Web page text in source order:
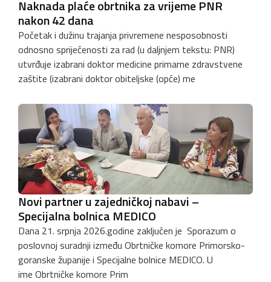
Naknada plaće obrtnika za vrijeme PNR
nakon 42 dana
Početak i dužinu trajanja privremene nesposobnosti
odnosno spriječenosti za rad (u daljnjem tekstu: PNR)
utvrđuje izabrani doktor medicine primarne zdravstvene
zaštite (izabrani doktor obiteljske (opće) me
Novi partner u zajedničkoj nabavi –
Specijalna bolnica MEDICO
Dana 21. srpnja 2026.godine zaključen je Sporazum o
poslovnoj suradnji između Obrtničke komore Primorsko-
goranske županije i Specijalne bolnice MEDICO. U
ime Obrtničke komore Prim